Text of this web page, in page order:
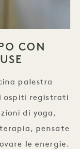
CON
palestra
ospiti registrati
di yoga,
pensate
le energie.